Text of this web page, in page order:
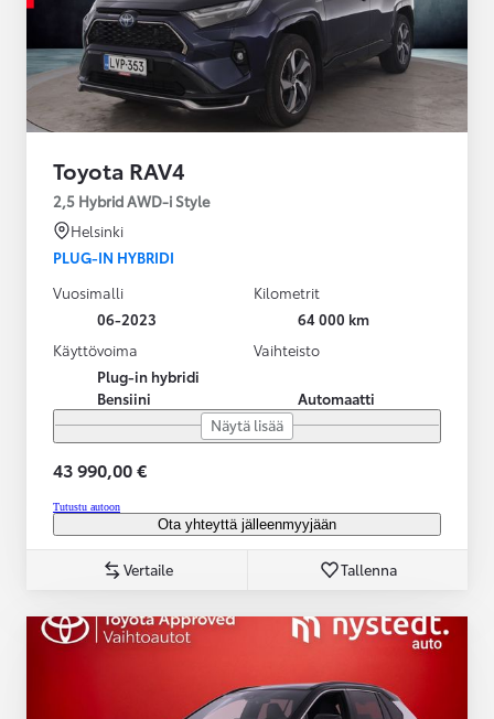
Toyota RAV4
2,5 Hybrid AWD-i Style
Helsinki
PLUG-IN HYBRIDI
Vuosimalli
06-2023
Kilometrit
64 000 km
Käyttövoima
Plug-in hybridi
Bensiini
Vaihteisto
Automaatti
Näytä lisää
43 990,00 €
Tutustu autoon
Ota yhteyttä jälleenmyyjään
Vertaile Tallenna